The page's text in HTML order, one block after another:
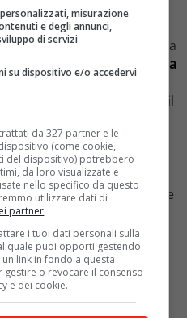
Week dedicate alle
Pausini, però, non
ad altezza radice con una
settimane fa anche
Angelina
Cinema di Venezia 2024
Nel suo caso, però, il
Un’idea
per giocare con le
viso.Beyoncé, invece,
chantilly, morbido e
il trend del giallo burro che
misurazione
e degli annunci,
di servizi
su dispositivo e/o accedervi
da 327 partner e le
(come cookie,
del dispositivo) potrebbero
da loro visualizzate e
nello specifico da questo
utilizzare dati di
partner.
i tuoi dati personali sulla
quale puoi opporti gestendo
link in fondo a questa
o revocare il consenso
e dei cookie.